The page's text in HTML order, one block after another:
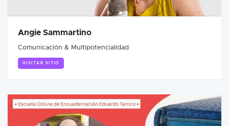
Angie Sammartino
Comunicación & Multipotencialidad
VISITAR SITIO